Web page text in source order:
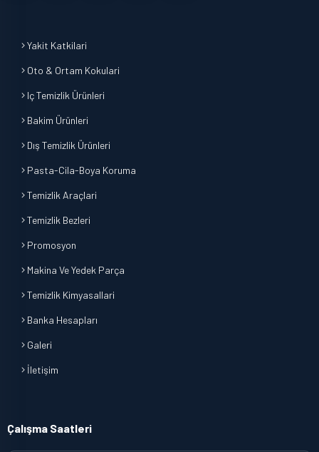
Yakit Katkilari
Oto & Ortam Kokulari
Iç Temizlik Ürünleri
Bakim Ürünleri
Dış Temizlik Ürünleri
Pasta-Cila-Boya Koruma
Temizlik Araçlari
Temizlik Bezleri
Promosyon
Makina Ve Yedek Parça
Temizlik Kimyasallari
Banka Hesapları
Galeri
İletişim
Çalışma Saatleri